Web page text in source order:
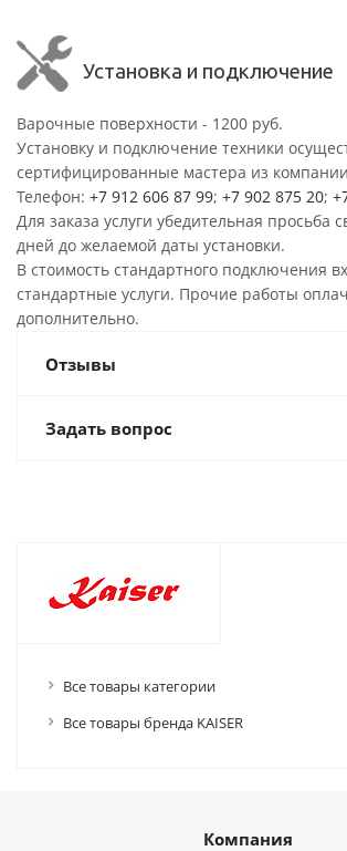
Установка и подключение
Варочные поверхности - 1200 руб.
Установку и подключение техники
сертифицированные мастера из
Телефон: +7 912 606 87 99; +7 902 875 20;
Для заказа услуги убедительная просьба
дней до желаемой даты установки.
В стоимость стандартного подключения
стандартные услуги. Прочие работы
дополнительно.
Отзывы
Задать вопрос
Все товары категории
Все товары бренда KAISER
Компания